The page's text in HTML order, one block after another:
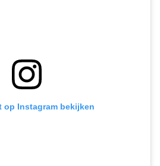
op Instagram bekijken